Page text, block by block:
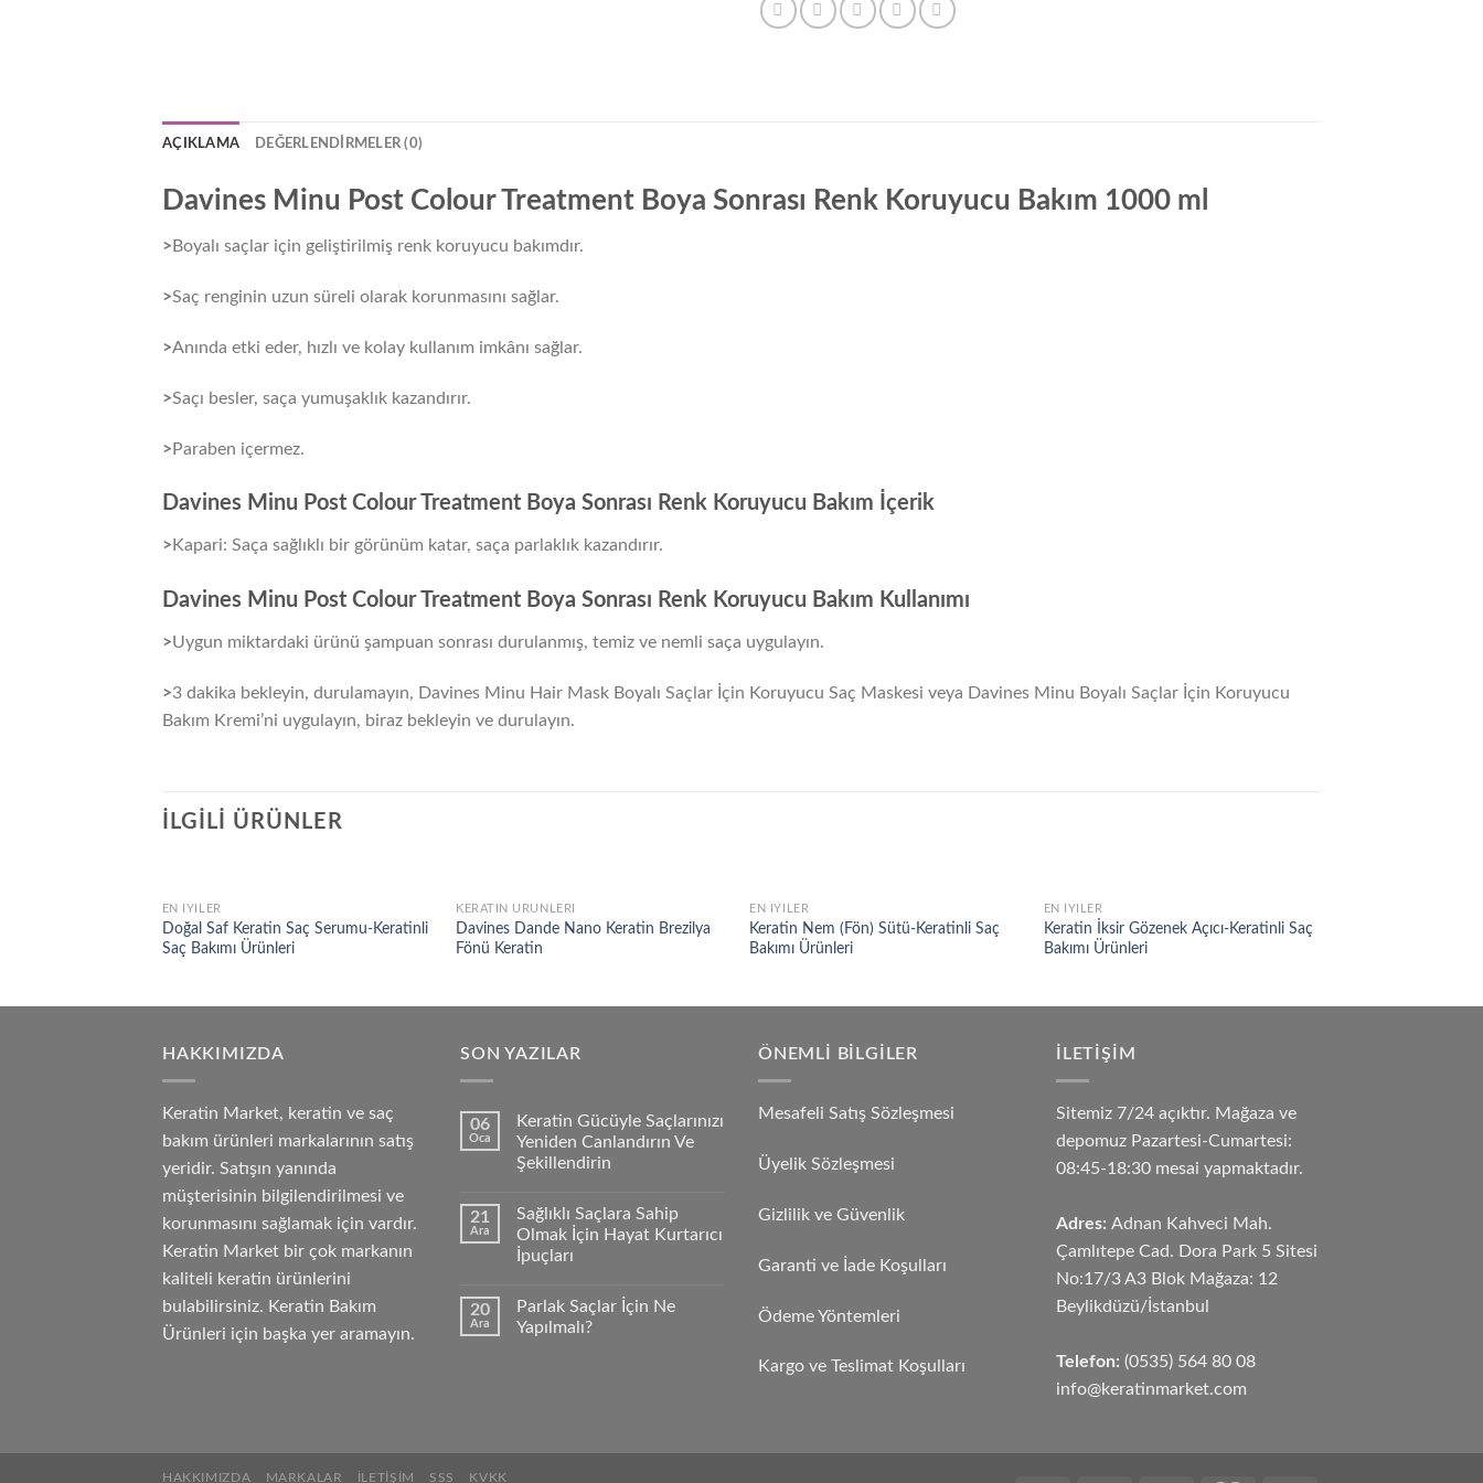
AÇIKLAMA DEĞERLENDIRMELER (0)
Davines Minu Post Colour Treatment Boya Sonrası Renk Koruyucu Bakım 1000 ml
> Boyalı saçlar için geliştirilmiş renk koruyucu bakımdır.
>Saç renginin uzun süreli olarak korunmasını sağlar.
>Anında etki eder, hızlı ve kolay kullanım imkânı sağlar.
>Saçı besler, saça yumuşaklık kazandırır.
>Paraben içermez.
Davines Minu Post Colour Treatment Boya Sonrası Renk Koruyucu Bakım İçerik
> Kapari: Saça sağlıklı bir görünüm katar, saça parlaklık kazandırır.
Davines Minu Post Colour Treatment Boya Sonrası Renk Koruyucu Bakım Kullanımı
>Uygun miktardaki ürünü şampuan sonrası durulanmış, temiz ve nemli saça uygulayın.
>3 dakika bekleyin, durulamayın, Davines Minu Hair Mask Boyalı Saçlar İçin Koruyucu Saç Maskesi veya Davines Minu Boyalı Saçlar İçin Koruyucu
Bakım Kremi’ni uygulayın, biraz bekleyin ve durulayın.
İLGILI ÜRÜNLER
Add to
EN İYILER
Doğal Saf Keratin Saç Serumu-Keratinli
Saç Bakımı Ürünleri
Add to
wishlist
KERATİN ÜRÜNLERİ
Davines Dande Nano Keratin Brezilya
Fönü Keratin
Add to
wishlist
EN İYILER
Keratin Nem (Fön) Sütü-Keratinli Saç
Bakımı Ürünleri
Add to
EN İYILER
Keratin İksir Gözenek Açıcı-Keratinli Saç
Bakımı Ürünleri
HAKKIMIZDA
Keratin Market, keratin ve saç
bakım ürünleri markalarının satış
yeridir. Satışın yanında
müşterisinin bilgilendirilmesi ve
korunmasını sağlamak için vardır.
Keratin Market bir çok markanın
kaliteli keratin ürünlerini
bulabilirsiniz. Keratin Bakım
Ürünleri için başka yer aramayın.
SON YAZILAR
06
Oca
Keratin Gücüyle Saçlarınızı
Yeniden Canlandırın Ve
Şekillendirin
21
Ara
Sağlıklı Saçlara Sahip
Olmak İçin Hayat Kurtarıcı
İpuçları
20
Ara
Parlak Saçlar İçin Ne
Yapılmalı?
ÖNEMLI BILGILER
Mesafeli Satış Sözleşmesi
Üyelik Sözleşmesi
Gizlilik ve Güvenlik
Garanti ve İade Koşulları
Ödeme Yöntemleri
Kargo ve Teslimat Koşulları
İLETIŞIM
Sitemiz 7/24 açıktır. Mağaza ve
depomuz Pazartesi-Cumartesi:
08:45-18:30 mesai yapmaktadır.
Adres: Adnan Kahveci Mah.
Çamlıtepe Cad. Dora Park 5 Sitesi
No:17/3 A3 Blok Mağaza: 12
Beylikdüzü/İstanbul
Telefon: (0535) 564 80 08
info@keratinmarket.com
HAKKIMIZDA MARKALAR İLETIŞIM SSS KVKK